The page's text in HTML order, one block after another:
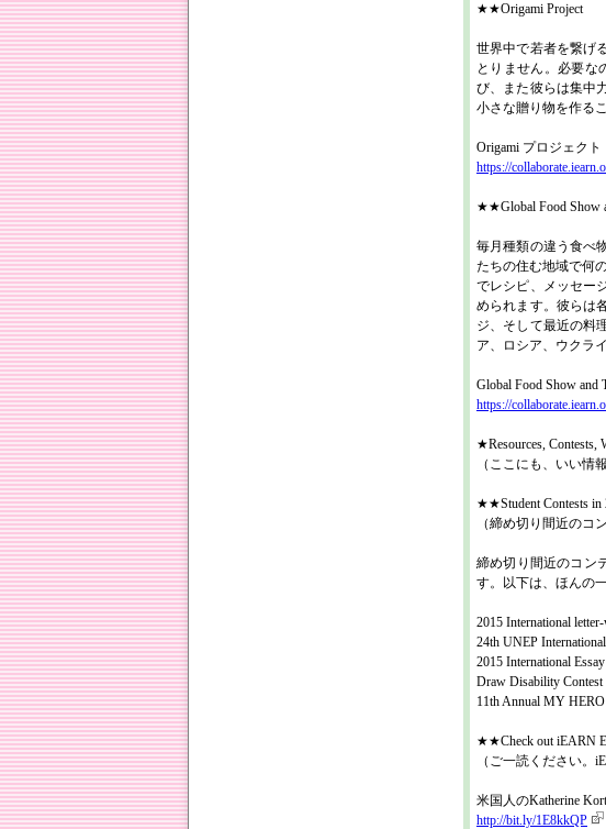
★★Origami Project
世界中で若者を繋げ
とりません。必要な
び、また彼らは集中
小さな贈り物を作る
Origami プロジェクト
https://
★★Global Food Show
毎月種類の違う食べ
たちの住む地域で何
でレシピ、メッセー
められます。彼らは
ジ、そして最近の料
ア、ロシア、ウクラ
Global Food Show and
https://
★Resources, Contests,
（ここにも、いい情
★★Student Contests in
（締め切り間近のコ
締め切り間近のコン
す。以下は、ほんの一
2015 International
24th UNEP
2015 International
Draw Disability
11th Annual MY
★★Check out iEARN
（ご一読ください。
米国人のKatherine
http://bit.ly/1E8kkQP